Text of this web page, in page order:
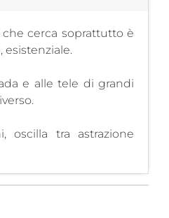
cerca soprattutto è
esistenziale.
e alle tele di grandi
oscilla tra astrazione